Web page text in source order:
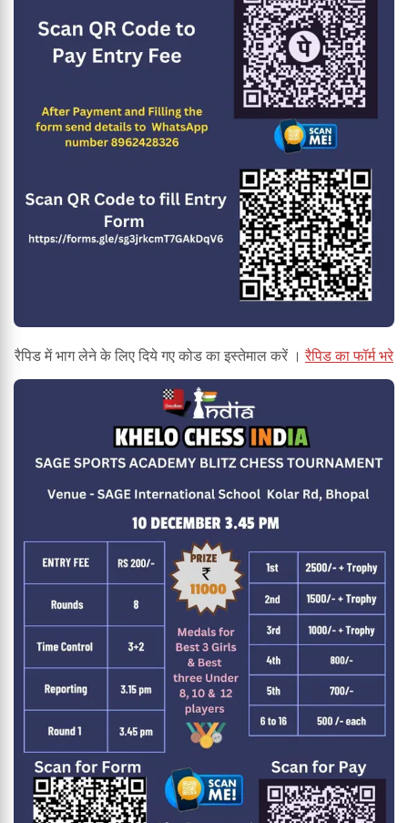
रैपिड में भाग लेने के लिए दिये गए कोड का इस्तेमाल करें ।रैपिड का फॉर्म भरे